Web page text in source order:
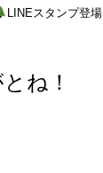
LINEスタンプ登
ね！